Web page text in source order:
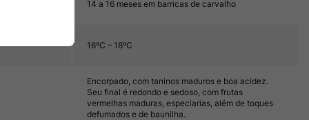
14 a 16 meses em barricas de carvalho
16ºC – 18ºC
Encorpado, com taninos maduros e boa acidez.
Seu final é redondo e sedoso, com frutas
vermelhas maduras, especiarias, além de toques
defumados e de baunilha.